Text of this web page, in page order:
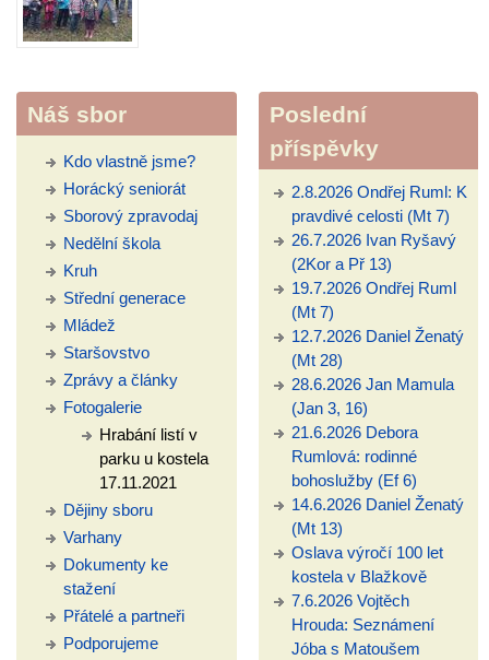
Náš sbor
Kdo vlastně jsme?
Horácký seniorát
Sborový zpravodaj
Nedělní škola
Kruh
Střední generace
Mládež
Staršovstvo
Zprávy a články
Fotogalerie
Hrabání listí v
parku u kostela
17.11.2021
Dějiny sboru
Varhany
Dokumenty ke
stažení
Přátelé a partneři
Podporujeme
Poslední
příspěvky
2.8.2026 Ondřej Ruml: K
pravdivé celosti (Mt 7)
26.7.2026 Ivan Ryšavý
(2Kor a Př 13)
19.7.2026 Ondřej Ruml
(Mt 7)
12.7.2026 Daniel Ženatý
(Mt 28)
28.6.2026 Jan Mamula
(Jan 3, 16)
21.6.2026 Debora
Rumlová: rodinné
bohoslužby (Ef 6)
14.6.2026 Daniel Ženatý
(Mt 13)
Oslava výročí 100 let
kostela v Blažkově
7.6.2026 Vojtěch
Hrouda: Seznámení
Jóba s Matoušem